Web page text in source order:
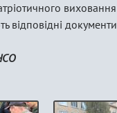
відповідні